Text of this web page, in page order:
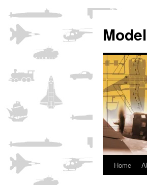
SkipHome